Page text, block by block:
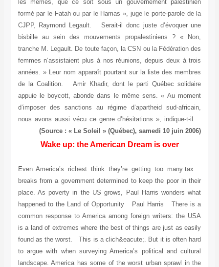
les mêmes, que ce soit sous un gouvernement palestinien
formé par le Fatah ou par le Hamas », juge le porte-parole de la
CJPP, Raymond Legault. Serait-il donc juste d’évoquer une
bisbille au sein des mouvements propalestiniens ? « Non,
tranche M. Legault. De toute façon, la CSN ou la Fédération des
femmes n’assistaient plus à nos réunions, depuis deux à trois
années. » Leur nom apparaît pourtant sur la liste des membres
de la Coalition. Amir Khadir, dont le parti Québec solidaire
appuie le boycott, abonde dans le même sens. « Au moment
d’imposer des sanctions au régime d’apartheid sud-africain,
nous avons aussi vécu ce genre d’hésitations », indique-t-il.
(Source : « Le Soleil » (Québec), samedi 10 juin 2006)
Wake up: the American Dream is over
Even America’s richest think they’re getting too many tax
breaks from a government determined to keep the poor in their
place. As poverty in the US grows, Paul Harris wonders what
happened to the Land of Opportunity Paul Harris There is a
common response to America among foreign writers: the USA
is a land of extremes where the best of things are just as easily
found as the worst. This is a clich&eacute;. But it is often hard
to argue with when surveying America’s political and cultural
landscape. America has some of the worst urban sprawl in the